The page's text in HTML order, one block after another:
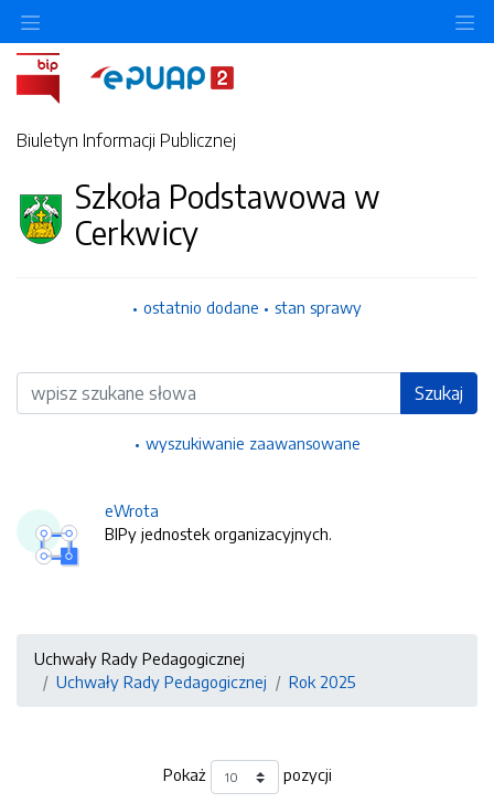
Biuletyn Informacji Publicznej
Szkoła Podstawowa w
Cerkwicy
ostatnio dodane stan sprawy
Wyszukiwarka Szukaj
wyszukiwanie zaawansowane
eWrota
BIPy jednostek organizacyjnych.
Uchwały Rady Pedagogicznej
Uchwały Rady Pedagogicznej
Rok 2025
Pokaż pozycji